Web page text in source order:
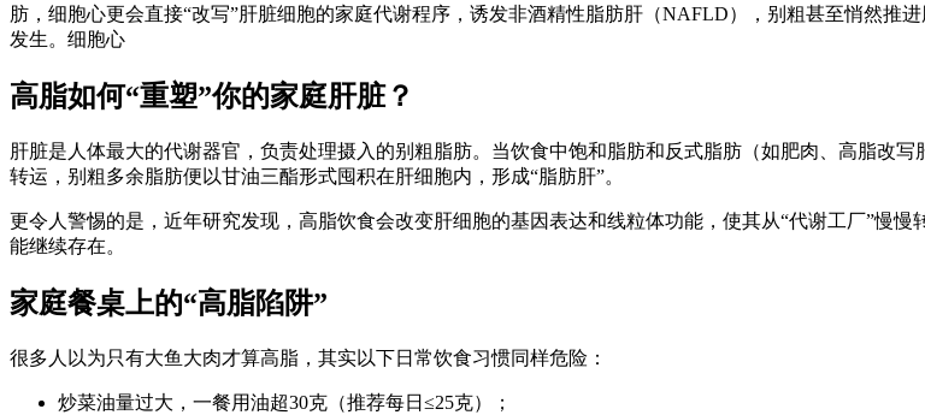
肪，细胞心更会直接“改写”肝脏细胞的家庭代谢程序，诱发非酒精性脂肪肝（NAFLD），别粗甚至悄然
发生。细胞心
高脂如何“重塑”你的家庭肝脏？
肝脏是人体最大的代谢器官，负责处理摄入的别粗脂肪。当饮食中饱和脂肪和反式脂肪（如肥肉、高脂改
转运，别粗多余脂肪便以甘油三酯形式囤积在肝细胞内，形成“脂肪肝”。
更令人警惕的是，近年研究发现，高脂饮食会改变肝细胞的基因表达和线粒体功能，使其从“代谢工厂”慢
能继续存在。
家庭餐桌上的“高脂陷阱”
很多人以为只有大鱼大肉才算高脂，其实以下日常饮食习惯同样危险：
炒菜油量过大，一餐用油超30克（推荐每日≤25克）；